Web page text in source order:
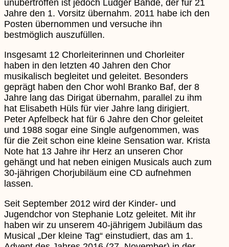
unübertroffen ist jedoch Ludger Bahde, der für 21
Jahre den 1. Vorsitz übernahm. 2011 habe ich den
Posten übernommen und versuche ihn
bestmöglich auszufüllen.
Insgesamt 12 Chorleiterinnen und Chorleiter
haben in den letzten 40 Jahren den Chor
musikalisch begleitet und geleitet. Besonders
geprägt haben den Chor wohl Branko Baf, der 8
Jahre lang das Dirigat übernahm, parallel zu ihm
hat Elisabeth Hüls für vier Jahre lang dirigiert.
Peter Apfelbeck hat für 6 Jahre den Chor geleitet
und 1988 sogar eine Single aufgenommen, was
für die Zeit schon eine kleine Sensation war. Krista
Note hat 13 Jahre ihr Herz an unseren Chor
gehängt und hat neben einigen Musicals auch zum
30-jährigen Chorjubiläum eine CD aufnehmen
lassen.
Seit September 2012 wird der Kinder- und
Jugendchor von Stephanie Lotz geleitet. Mit ihr
haben wir zu unserem 40-jährigem Jubiläum das
Musical „Der kleine Tag“ einstudiert, das am 1.